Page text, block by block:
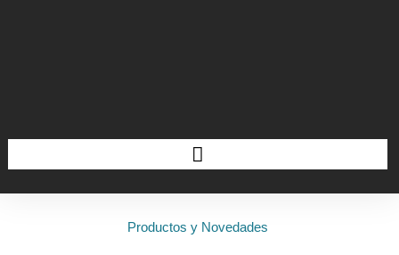
Productos y Novedades